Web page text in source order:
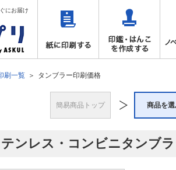
にお届け
刷一覧 タンブラー印刷価格
簡易商品トップ 商品を
ンレス・コンビニタンブ